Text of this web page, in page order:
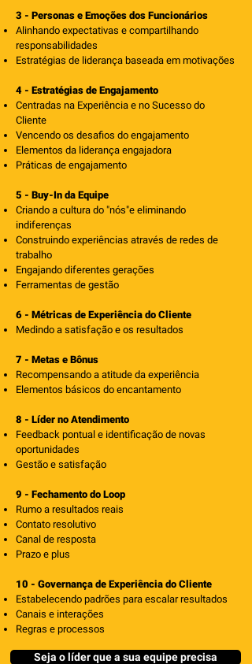
3 - Personas e Emoções dos Funcionários
Alinhando expectativas e compartilhando
responsabilidades
Estratégias de liderança baseada em motivações
4 - Estratégias de Engajamento
Centradas na Experiência e no Sucesso do
Cliente
Vencendo os desafios do engajamento
Elementos da liderança engajadora
Práticas de engajamento
5 - Buy-In da Equipe
Criando a cultura do "nós"e eliminando
indiferenças
Construindo experiências através de redes de
trabalho
Engajando diferentes gerações
Ferramentas de gestão
6 - Métricas de Experiência do Cliente
Medindo a satisfação e os resultados
7 - Metas e Bônus
Recompensando a atitude da experiência
Elementos básicos do encantamento
8 - Líder no Atendimento
Feedback pontual e identificação de novas
oportunidades
Gestão e satisfação
9 - Fechamento do Loop
Rumo a resultados reais
Contato resolutivo
Canal de resposta
Prazo e plus
10 - Governança de Experiência do Cliente
Estabelecendo padrões para escalar resultados
Canais e interações
Regras e processos
Seja o líder que a sua equipe precisa